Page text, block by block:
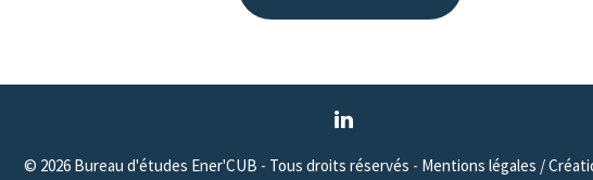
© 2026 Bureau d'études Ener'CUB - Tous droits réservés - Mentions légales /